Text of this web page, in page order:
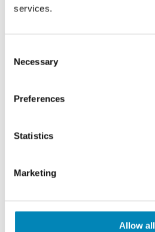
services.
Selection
Necessary
Preferences
Statistics
Marketing
Allow all
Professionel